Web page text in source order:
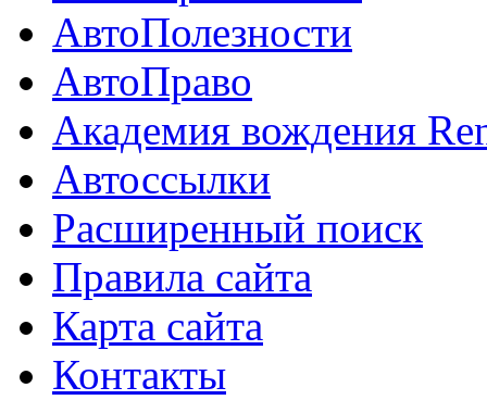
АвтоПолезности
АвтоПраво
Академия вождения
Автоссылки
Расширенный поиск
Правила сайта
Карта сайта
Контакты